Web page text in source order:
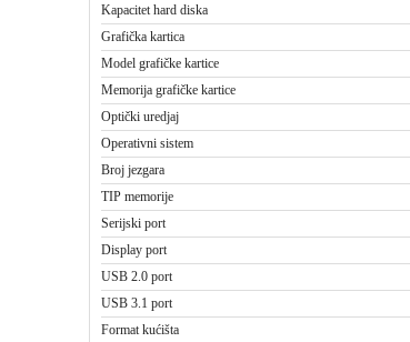
Kapacitet hard diska
Grafička kartica
Model grafičke kartice
Memorija grafičke kartice
Optički uredjaj
Operativni sistem
Broj jezgara
TIP memorije
Serijski port
Display port
USB 2.0 port
USB 3.1 port
Format kućišta